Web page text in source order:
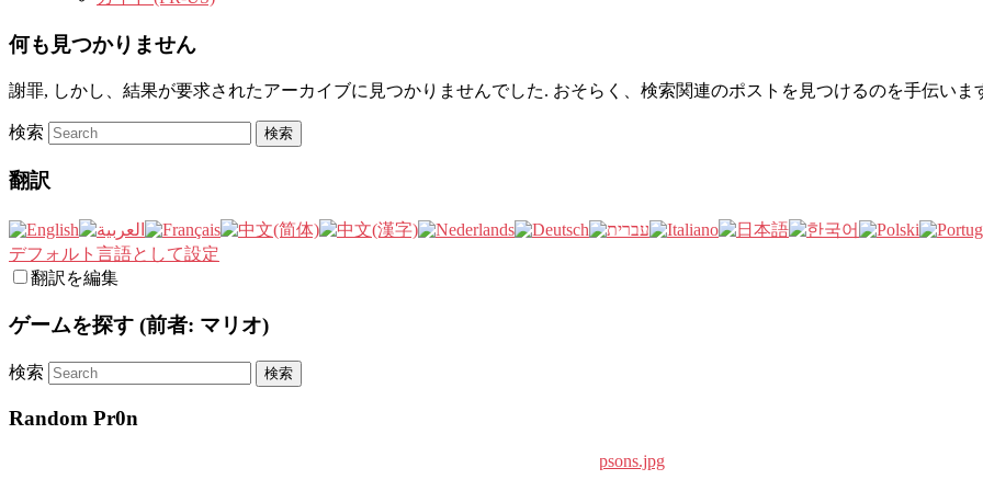
何も見つかりません
謝罪, しかし、結果が要求されたアーカイブに見つかりませんでした. おそらく、検索関連のポストを見つけるのを手伝いま
検索
翻訳
デフォルト言語として設定
翻訳を編集
ゲームを探す (前者: マリオ)
検索
Random Pr0n